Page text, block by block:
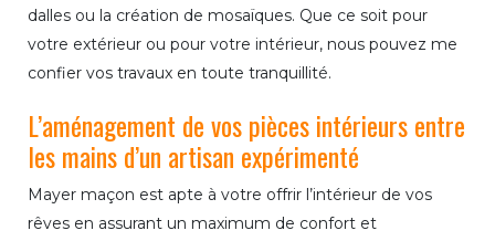
dalles ou la création de mosaïques. Que ce soit pour
votre extérieur ou pour votre intérieur, nous pouvez me
confier vos travaux en toute tranquillité.
L’aménagement de vos pièces intérieurs entre
les mains d’un artisan expérimenté
Mayer maçon est apte à votre offrir l’intérieur de vos
rêves en assurant un maximum de confort et